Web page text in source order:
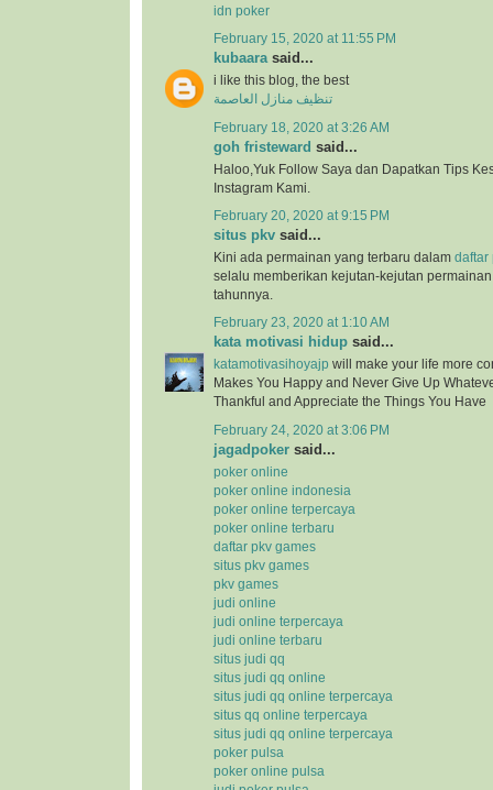
idn poker
February 15, 2020 at 11:55 PM
kubaarasaid...
i like this blog, the best
تنظيف منازل العاصمة
February 18, 2020 at 3:26 AM
goh fristeward said...
Haloo,Yuk Follow Saya dan Dapatkan Tips
Instagram Kami.
February 20, 2020 at 9:15 PM
situs pkv said...
Kini ada permainan yang terbaru dalam daftar
selalu memberikan kejutan-kejutan
tahunnya.
February 23, 2020 at 1:10 AM
kata motivasi hidup said...
katamotivasihoyajp will make your life more
Makes You Happy and Never Give Up
Thankful and Appreciate the Things You Have
February 24, 2020 at 3:06 PM
jagadpoker said...
poker online
poker online indonesia
poker online terpercaya
poker online terbaru
daftar pkv games
situs pkv games
pkv games
judi online
judi online terpercaya
judi online terbaru
situs judi qq
situs judi qq online
situs judi qq online terpercaya
situs qq online terpercaya
situs judi qq online terpercaya
poker pulsa
poker online pulsa